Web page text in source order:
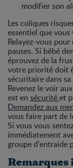
modifier son
Les coliques
essentiel que vous
Relayez-vous
pauses. Si bébé
éprouvez de la
votre priorité doit
sécuritaire dans
Revenez le voir
est en sécuritéet
Demandez aux
vous faire part de
Si vous vous
immédiatement
groupe d'entraide
Remarques